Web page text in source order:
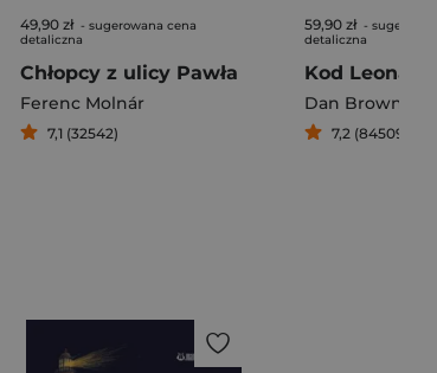
49,90 zł - sugerowana cena
detaliczna
Chłopcy z ulicy Pawła
Ferenc Molnár
7,1 (32542)
59,90 zł -
detaliczna
Kod
Dan Brown
7,2 (84509)